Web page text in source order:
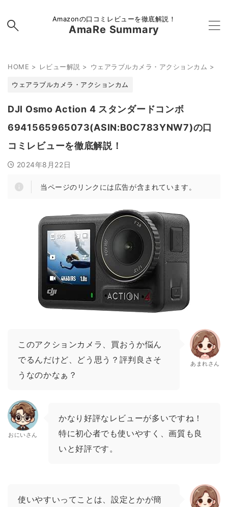
Amazonの口コミレビューを徹底解説！
AmaRe Summary
HOME > レビュー解説 > ウェアラブルカメラ・アクションカム >
ウェアラブルカメラ・アクションカム
DJI Osmo Action 4 スタンダードコンボ
6941565965073(ASIN:B0C783YNW7)の口
コミレビューを徹底解説！
2024年8月22日
当ページのリンクには広告が含まれています。
このアクションカメラ、買おうか悩ん
でるんだけど、どう思う？評判良さそ
うなのかなぁ？
あまれさん
おにいさん
かなり好評なレビューが多いですね！
特に初心者でも使いやすく、画質も良
いと好評です。
使いやすいってことは、設定とかが簡